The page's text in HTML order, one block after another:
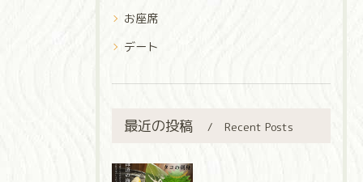
お座席
デート
最近の投稿 Recent Posts